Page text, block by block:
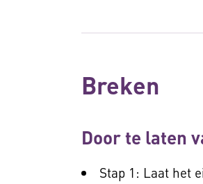
Breken
Door te laten
Stap 1: Laat het